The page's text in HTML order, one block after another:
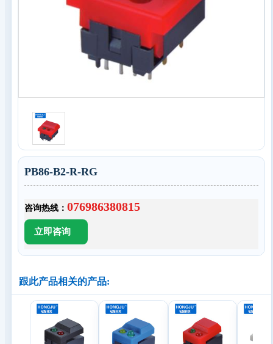
PB86-B2-R-RG
咨询热线： 076986380815
跟此产品相关的产品: